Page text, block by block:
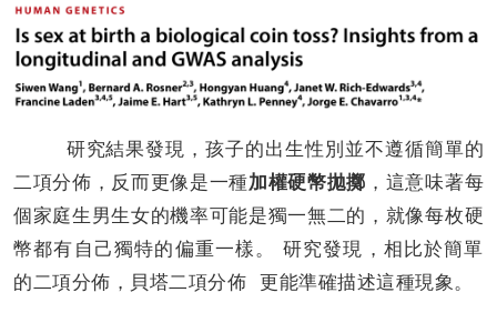
研究結果發現，孩子的出生性別並不遵循簡單的
二項分佈，反而更像是一種加權硬幣拋擲 ，這意味著每
個家庭生男生女的機率可能是獨一無二的，就像每枚硬
幣都有自己獨特的偏重一樣。 研究發現，相比於簡單
的二項分佈， 貝塔二項分佈 更能準確描述這種現象。